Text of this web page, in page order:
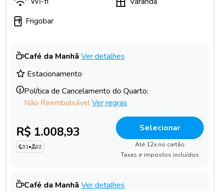
Frigobar
Café da Manhã Ver detalhes
Estacionamento
Política de Cancelamento do Quarto:
Não ReembolsávelVer regras
R$ 1.008,93
01• 02
Selecionar
Até 12x no cartão
Taxas e impostos incluídos
Café da Manhã Ver detalhes